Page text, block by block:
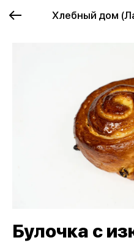
Булочка с